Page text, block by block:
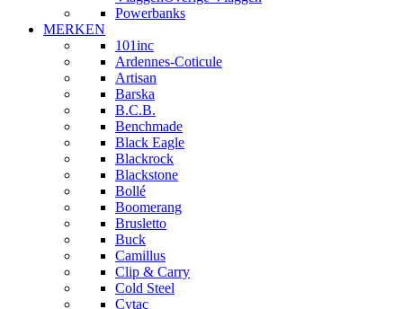
Powerbanks
MERKEN
101inc
Ardennes-Coticule
Artisan
Barska
B.C.B.
Benchmade
Black Eagle
Blackrock
Blackstone
Bollé
Boomerang
Brusletto
Buck
Camillus
Clip & Carry
Cold Steel
Cytac